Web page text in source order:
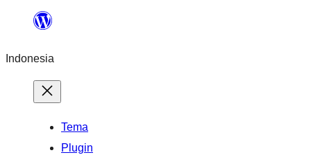
Lewati
konten
Indonesia
Tema
Plugin